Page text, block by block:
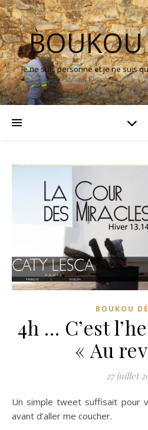
BOUKOU
Je ne suis personne et je ne suis
BOUKOU
4h … C’est
« Au
27 juillet
Un simple tweet suffisait pour vous souhaiter bonne nuit
avant d’aller me coucher.